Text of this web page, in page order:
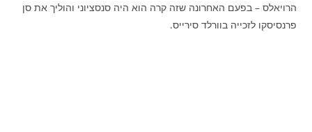
הרויאלס – בפעם האחרונה שזה קרה הוא היה סנסציוני והוליך את סן
פרנסיסקו לזכייה בוורלד סירייס.